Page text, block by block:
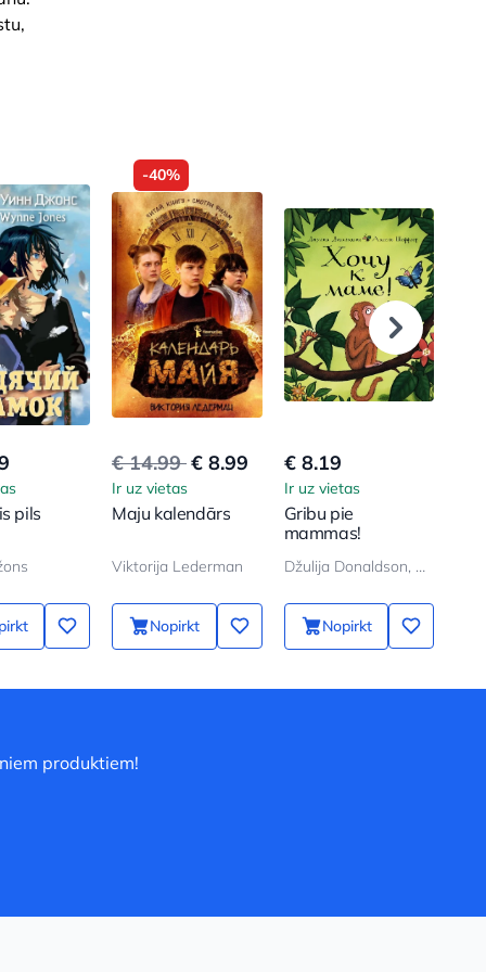
pils
-40%
€ 14.99€ 8.99
Ir uz vietas
Maju kalendārs
Viktorija Lederman
Nopirkt
€ 8.19
Ir uz vietas
Gribu pie
mammas!
Džulija Donaldson, Aksel Šeffler
Nopirkt
produktiem!